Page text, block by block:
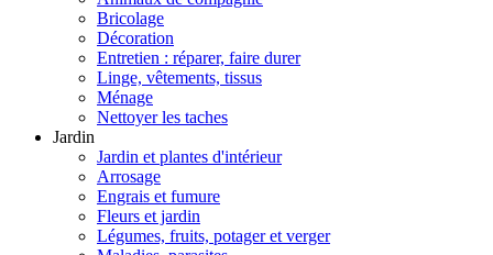
Bricolage
Décoration
Entretien : réparer, faire durer
Linge, vêtements, tissus
Ménage
Nettoyer les taches
Jardin
Jardin et plantes d'intérieur
Arrosage
Engrais et fumure
Fleurs et jardin
Légumes, fruits, potager et verger